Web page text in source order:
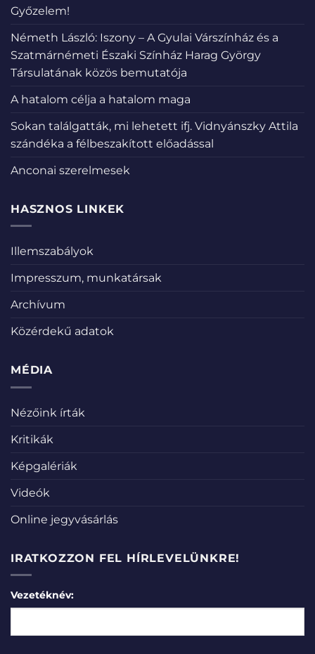
Győzelem!
Németh László: Iszony – A Gyulai Várszínház és a
Szatmárnémeti Északi Színház Harag György
Társulatának közös bemutatója
A hatalom célja a hatalom maga
Sokan találgatták, mi lehetett ifj. Vidnyánszky Attila
szándéka a félbeszakított előadással
Anconai szerelmesek
HASZNOS LINKEK
Illemszabályok
Impresszum, munkatársak
Archívum
Közérdekű adatok
MÉDIA
Nézőink írták
Kritikák
Képgalériák
Videók
Online jegyvásárlás
IRATKOZZON FEL HÍRLEVELÜNKRE!
Vezetéknév: